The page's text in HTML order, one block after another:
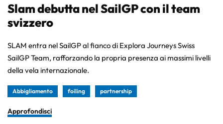
Slam debutta nel SailGP con il team
svizzero
SLAM entra nel SailGP al fianco di Explora Journeys Swiss
SailGP Team, rafforzando la propria presenza ai massimi livelli
della vela internazionale.
Abbigliamento foiling partnership
Approfondisci